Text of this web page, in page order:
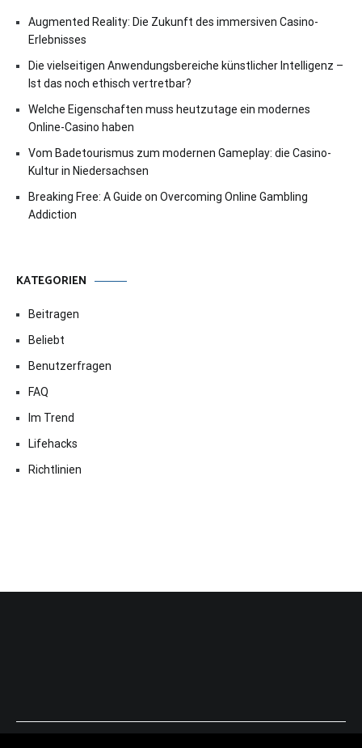
Augmented Reality: Die Zukunft des immersiven Casino-
Erlebnisses
Die vielseitigen Anwendungsbereiche künstlicher Intelligenz –
Ist das noch ethisch vertretbar?
Welche Eigenschaften muss heutzutage ein modernes
Online-Casino haben
Vom Badetourismus zum modernen Gameplay: die Casino-
Kultur in Niedersachsen
Breaking Free: A Guide on Overcoming Online Gambling
Addiction
KATEGORIEN
Beitragen
Beliebt
Benutzerfragen
FAQ
Im Trend
Lifehacks
Richtlinien